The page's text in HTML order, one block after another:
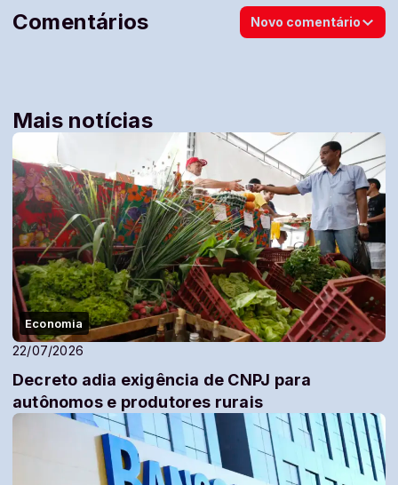
Comentários Novo comentário
Mais notícias
Economia
22/07/2026
Decreto adia exigência de CNPJ para
autônomos e produtores rurais